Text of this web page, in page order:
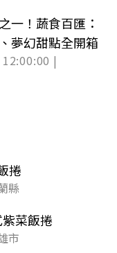
一！蔬食百匯：
夢幻甜點全開箱
|
捲
縣
菜飯捲
市